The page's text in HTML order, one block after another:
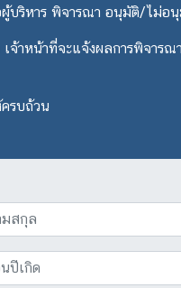
บริหาร พิจารณา อนุมัติ/ไม่อ
จ้าหน้าที่จะแจ้งผลการพิจาร
รบถ้วน